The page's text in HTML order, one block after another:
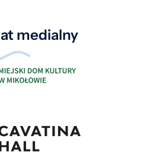
medialny